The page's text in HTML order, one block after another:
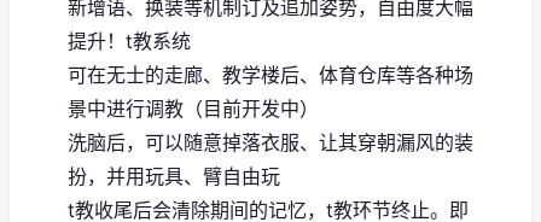
新增语、换装等机制订及追加姿势，自由度大幅
提升！t教系统
可在无士的走廊、教学楼后、体育仓库等各种场
景中进行调教（目前开发中）
洗脑后，可以随意掉落衣服、让其穿朝漏风的装
扮，并用玩具、臂自由玩
t教收尾后会清除期间的记忆，t教环节终止。即